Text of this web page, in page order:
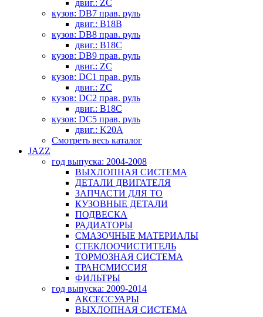
двиг.: ZC
кузов: DB7 прав. руль
двиг.: B18B
кузов: DB8 прав. руль
двиг.: B18C
кузов: DB9 прав. руль
двиг.: ZC
кузов: DC1 прав. руль
двиг.: ZC
кузов: DC2 прав. руль
двиг.: B18C
кузов: DC5 прав. руль
двиг.: K20A
Смотреть весь каталог
JAZZ
год выпуска: 2004-2008
ВЫХЛОПНАЯ СИСТЕМА
ДЕТАЛИ ДВИГАТЕЛЯ
ЗАПЧАСТИ ДЛЯ ТО
КУЗОВНЫЕ ДЕТАЛИ
ПОДВЕСКА
РАДИАТОРЫ
СМАЗОЧНЫЕ МАТЕРИАЛЫ
СТЕКЛООЧИСТИТЕЛЬ
ТОРМОЗНАЯ СИСТЕМА
ТРАНСМИССИЯ
ФИЛЬТРЫ
год выпуска: 2009-2014
АКСЕССУАРЫ
ВЫХЛОПНАЯ СИСТЕМА